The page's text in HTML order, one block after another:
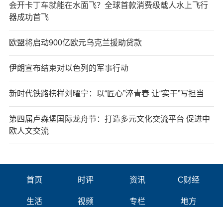
会开卡丁车就能在水面飞？全球首款消费级载人水上飞行
器成功首飞
欧盟将启动900亿欧元乌克兰援助贷款
伊朗宣布结束对以色列的军事行动
新时代铁路榜样刘曜宁：以“匠心”淬青春 让“实干”写担当
第四届卢森堡国际龙舟节：打造多元文化交流平台 促进中
欧人文交流
首页 时评 资讯 C财经
生活 视频 专栏 地方